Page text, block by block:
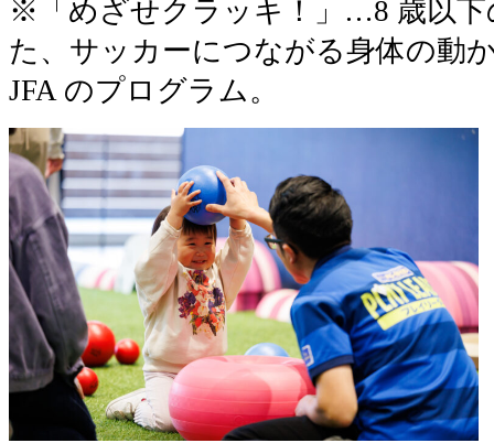
※「めざせクラッキ！」…8 歳以下
た、サッカーにつながる身体の動
JFA のプログラム。